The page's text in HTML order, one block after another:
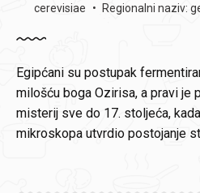
cerevisiae
Regionalni naziv:
Egipćani su postupak
milošću boga Ozirisa, a pravi je
misterij sve do 17. stoljeća,
mikroskopa utvrdio postojanje